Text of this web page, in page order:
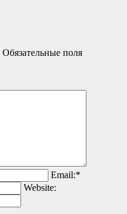
Обязательные поля
Email:*
Website: